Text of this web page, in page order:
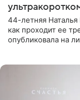
44-летняя
как проходит ее
опубликовала на